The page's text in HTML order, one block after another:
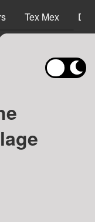
Tex Mex